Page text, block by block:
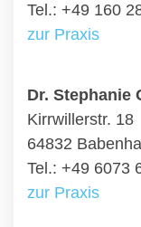
Tel.: +49 160
zur Praxis
Dr. Stephanie
Kirrwillerstr. 18
64832
Tel.: +49 6073
zur Praxis